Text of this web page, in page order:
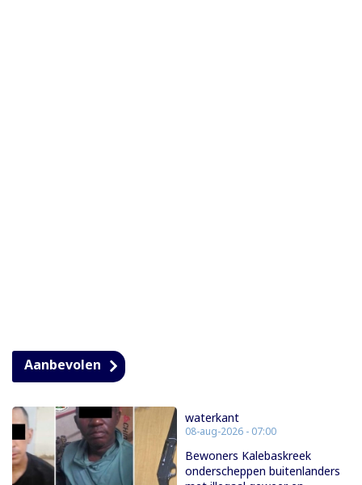
Aanbevolen
waterkant
08-aug-2026 - 07:00
Bewoners Kalebaskreek
onderscheppen buitenlanders